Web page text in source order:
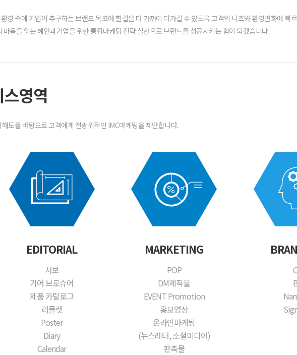
경 속에 기업이 추구하는 브랜드 목표에 한걸음 더 가까이 다가갈 수 있도록 고객의 니즈와 환경변화에 빠
음을 읽는 혜안과기업을 위한 통합마케팅 전략 실현으로 브랜드를 성공시키는 힘이 되겠습니다.
영역
도를 바탕으로 고객에게 전방위적인 IMC마케팅을 제안합니다.
EDITORIAL
사보
기어 브로슈어
제품 카탈로그
리플렛
Poster
Diary
Calendar
MARKETING
POP
DM제작물
EVENT Promotion
홍보영상
온라인마케팅
(뉴스레터, 소셜미디어)
판촉물